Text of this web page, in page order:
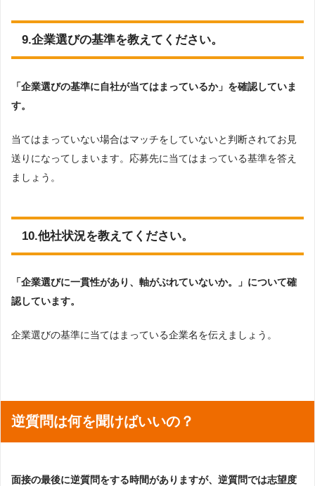
9.企業選びの基準を教えてください。
「企業選びの基準に自社が当てはまっているか」を確認していま
す。
当てはまっていない場合はマッチをしていないと判断されてお見
送りになってしまいます。応募先に当てはまっている基準を答え
ましょう。
10.他社状況を教えてください。
「企業選びに一貫性があり、軸がぶれていないか。」について確
認しています。
企業選びの基準に当てはまっている企業名を伝えましょう。
逆質問は何を聞けばいいの？
面接の最後に逆質問をする時間がありますが、逆質問では志望度